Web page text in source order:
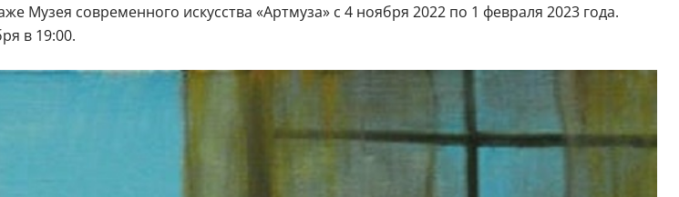
Музея современного искусства «Артмуза» с 4 ноября 2022 по 1 февраля 2023 года.
в 19:00.